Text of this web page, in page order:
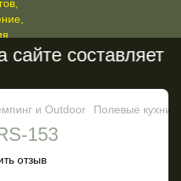
составляет
и Outdoor Полевые кухни
153
отзыв